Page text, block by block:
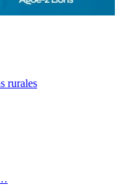
rurales